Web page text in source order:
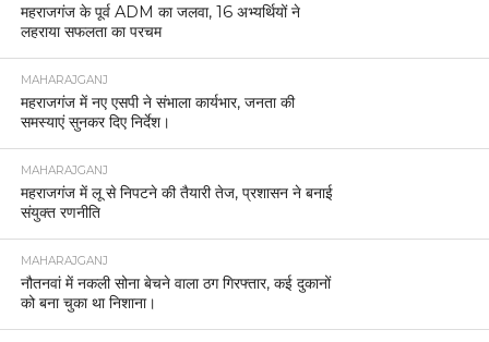
महराजगंज के पूर्व ADM का जलवा, 16 अभ्यर्थियों ने
लहराया सफलता का परचम
MAHARAJGANJ
महराजगंज में नए एसपी ने संभाला कार्यभार, जनता की
समस्याएं सुनकर दिए निर्देश।
MAHARAJGANJ
महराजगंज में लू से निपटने की तैयारी तेज, प्रशासन ने बनाई
संयुक्त रणनीति
MAHARAJGANJ
नौतनवां में नकली सोना बेचने वाला ठग गिरफ्तार, कई दुकानों
को बना चुका था निशाना।